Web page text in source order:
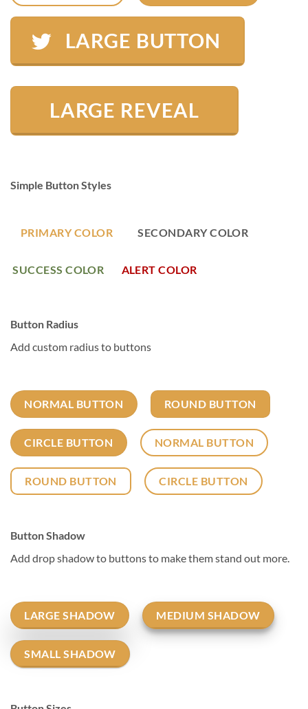
LARGE BUTTON
LARGE REVEAL
Simple Button Styles
PRIMARY COLOR SECONDARY COLOR
SUCCESS COLOR ALERT COLOR
Button Radius
Add custom radius to buttons
NORMAL BUTTON ROUND BUTTON
CIRCLE BUTTON NORMAL BUTTON
ROUND BUTTON CIRCLE BUTTON
Button Shadow
Add drop shadow to buttons to make them stand out more.
LARGE SHADOW MEDIUM SHADOW
SMALL SHADOW